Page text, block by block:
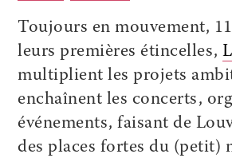
Toujours en mouvement,
leurs premières étincelles,
multiplient les projets
enchaînent les concerts,
événements, faisant de
des places fortes du (petit)